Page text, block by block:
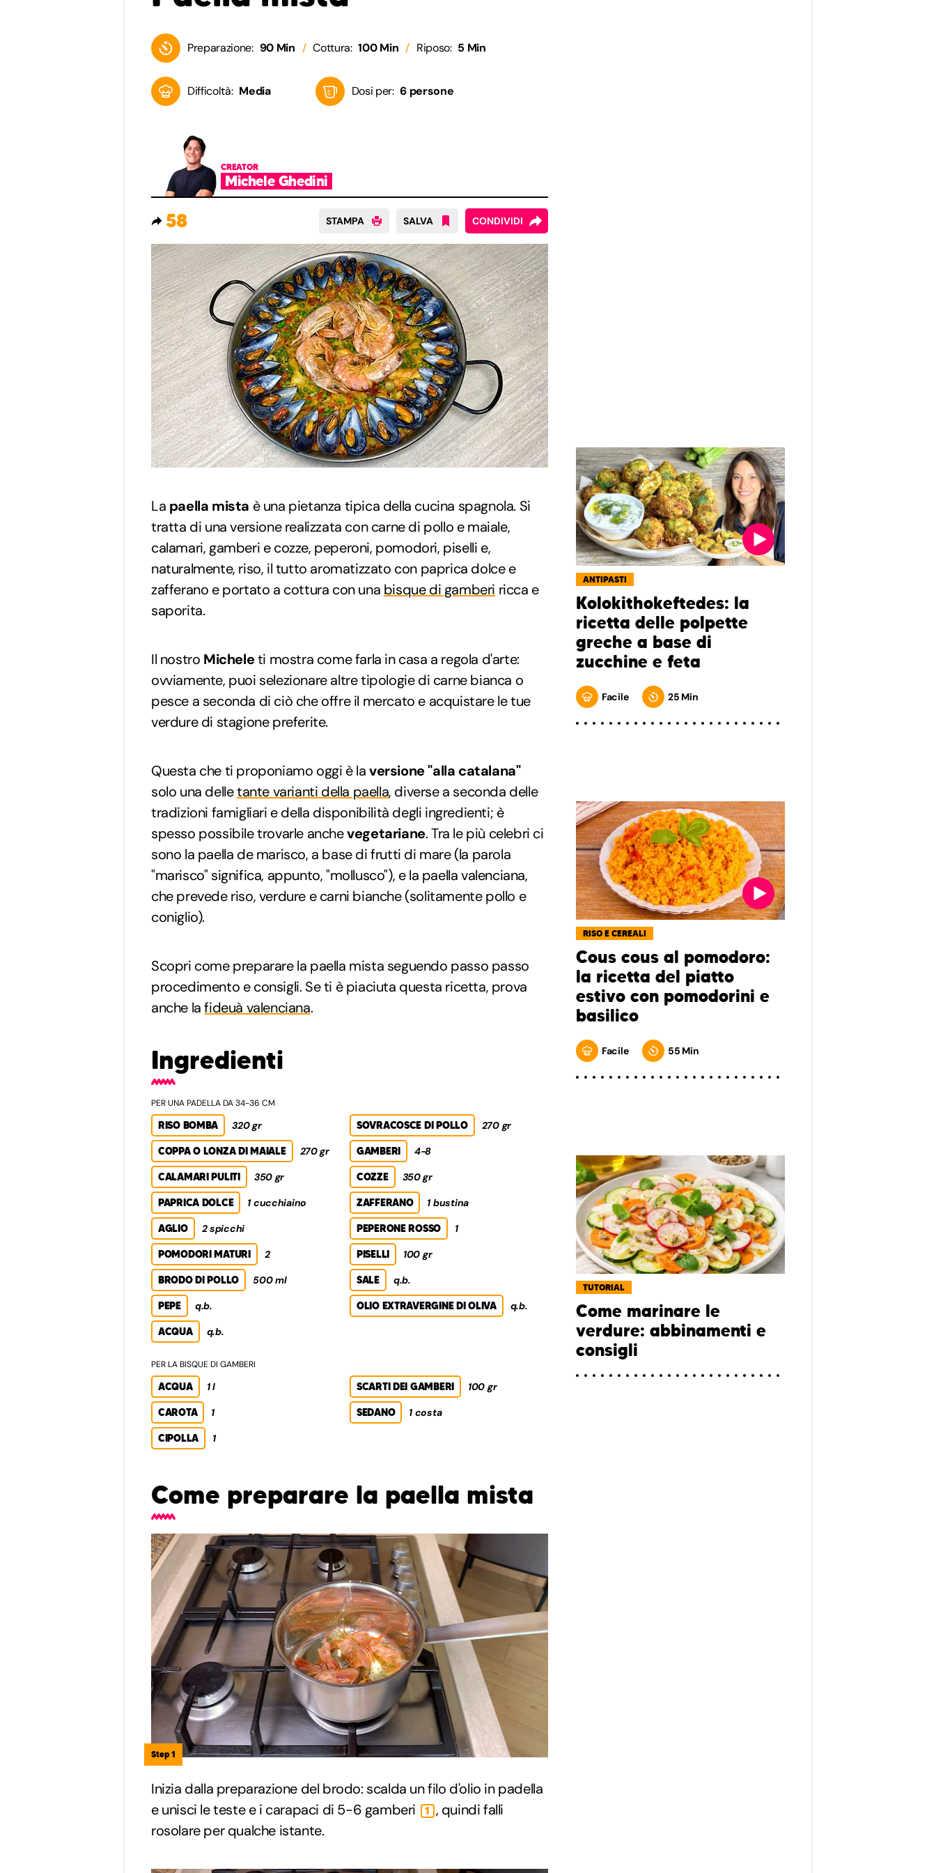
Preparazione: 90 Min Cottura: 100 Min Riposo: 5 Min
Difficoltà: Media Dosi per: 6 persone
CREATOR
Michele Ghedini
58 STAMPA SALVA CONDIVIDI
La paella mista è una pietanza tipica della cucina spagnola. Si
tratta di una versione realizzata con carne di pollo e maiale,
calamari, gamberi e cozze, peperoni, pomodori, piselli e,
naturalmente, riso, il tutto aromatizzato con paprica dolce e
zafferano e portato a cottura con una bisque di gamberi ricca e
saporita.
Il nostro Micheleti mostra come farla in casa a regola d'arte:
ovviamente, puoi selezionare altre tipologie di carne bianca o
pesce a seconda di ciò che offre il mercato e acquistare le tue
verdure di stagione preferite.
Questa che ti proponiamo oggi è laversione "alla catalana"
solo una delletante varianti della paella, diverse a seconda delle
tradizioni famigliari e della disponibilità degli ingredienti; è
spesso possibile trovarle anchevegetariane. Tra le più celebri ci
sono la paella de marisco, a base di frutti di mare (la parola
"marisco" significa, appunto, "mollusco"), e la paella valenciana,
che prevede riso, verdure e carni bianche (solitamente pollo e
coniglio).
Scopri come preparare la paella mista seguendo passo passo
procedimento e consigli. Se ti è piaciuta questa ricetta, prova
anche lafideuà valenciana.
Ingredienti
PER UNA PADELLA DA 34-36 CM
RISO BOMBA 320 gr SOVRACOSCE DI POLLO 270 gr
COPPA O LONZA DI MAIALE 270 gr GAMBERI 4-8
CALAMARI PULITI 350 gr COZZE 350 gr
PAPRICA DOLCE 1 cucchiaino ZAFFERANO 1 bustina
AGLIO 2 spicchi PEPERONE ROSSO 1
POMODORI MATURI 2 PISELLI 100 gr
BRODO DI POLLO 500 ml SALE q.b.
PEPE q.b. OLIO EXTRAVERGINE DI OLIVA q.b.
ACQUA q.b.
PER LA BISQUE DI GAMBERI
ACQUA 1 l SCARTI DEI GAMBERI 100 gr
CAROTA 1 SEDANO 1 costa
CIPOLLA 1
Come preparare la paella mista
Step 1
Inizia dalla preparazione del brodo: scalda un filo d'olio in padella
e unisci le teste e i carapaci di 5-6 gamberi
1 , quindi falli
rosolare per qualche istante.
ANTIPASTI
Kolokithokeftedes: la
ricetta delle polpette
greche a base di
zucchine e feta
Facile 25 Min
RISO E CEREALI
Cous cous al pomodoro:
la ricetta del piatto
estivo con pomodorini e
basilico
Facile 55 Min
TUTORIAL
Come marinare le
verdure: abbinamenti e
consigli